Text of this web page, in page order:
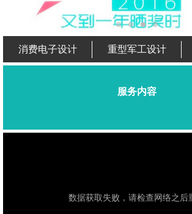
消费电子设计 重型军工设计
服务内容